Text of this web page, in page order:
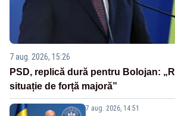
7 aug. 2026, 15:26
PSD, replică dură pentru Bolojan:
situație de forță majoră”
7 aug. 2026, 14:51